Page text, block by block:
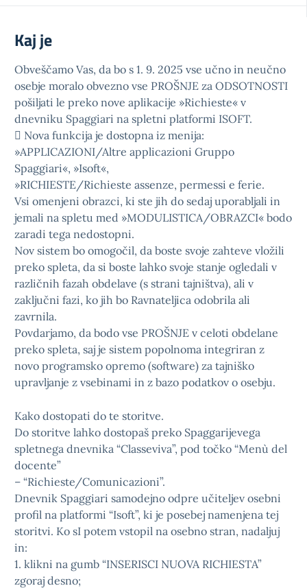
Kaj je
Obveščamo Vas, da bo s 1. 9. 2025 vse učno in neučno
osebje moralo obvezno vse PROŠNJE za ODSOTNOSTI
pošiljati le preko nove aplikacije »Richieste« v
dnevniku Spaggiari na spletni platformi ISOFT.
 Nova funkcija je dostopna iz menija:
»APPLICAZIONI/Altre applicazioni Gruppo
Spaggiari«, »Isoft«,
»RICHIESTE/Richieste assenze, permessi e ferie.
Vsi omenjeni obrazci, ki ste jih do sedaj uporabljali in
jemali na spletu med »MODULISTICA/OBRAZCI« bodo
zaradi tega nedostopni.
Nov sistem bo omogočil, da boste svoje zahteve vložili
preko spleta, da si boste lahko svoje stanje ogledali v
različnih fazah obdelave (s strani tajništva), ali v
zaključni fazi, ko jih bo Ravnateljica odobrila ali
zavrnila.
Povdarjamo, da bodo vse PROŠNJE v celoti obdelane
preko spleta, saj je sistem popolnoma integriran z
novo programsko opremo (software) za tajniško
upravljanje z vsebinami in z bazo podatkov o osebju.
Kako dostopati do te storitve.
Do storitve lahko dostopaš preko Spaggarijevega
spletnega dnevnika “Classeviva”, pod točko “Menù del
docente”
– “Richieste/Comunicazioni”.
Dnevnik Spaggiari samodejno odpre učiteljev osebni
profil na platformi “Isoft”, ki je posebej namenjena tej
storitvi. Ko sI potem vstopil na osebno stran, nadaljuj
in:
1. klikni na gumb “INSERISCI NUOVA RICHIESTA”
zgoraj desno;